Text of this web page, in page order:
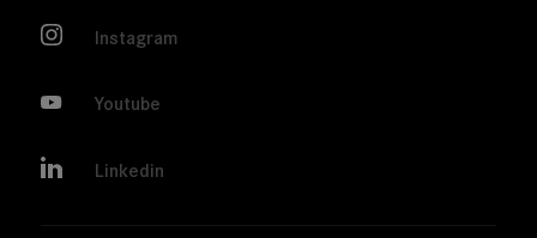
Instagram
Youtube
Linkedin